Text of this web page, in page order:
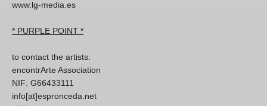
www.lg-media.es
* PURPLE POINT *
to contact the artists:
encontrArte Association
NIF: G66433111
info[at]espronceda.net